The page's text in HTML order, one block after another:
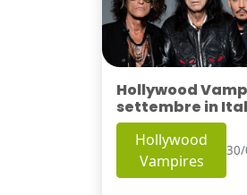
Hollywood
settembre in
Hollywood
Vampires